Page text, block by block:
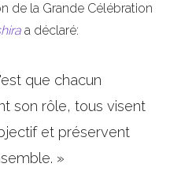
de la Grande Célébration
a déclaré:
que chacun
son rôle, tous visent
et préservent
»